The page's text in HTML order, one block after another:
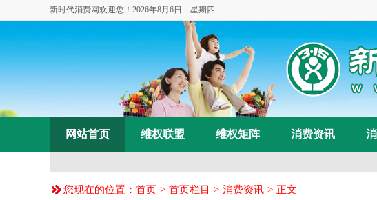
新时代消费网欢迎您！ 2026年8月6日 星期四
网站首页 维权联盟 维权矩阵 消费资讯
您现在的位置： 首页 > 首页栏目 > 消费资讯 > 正文